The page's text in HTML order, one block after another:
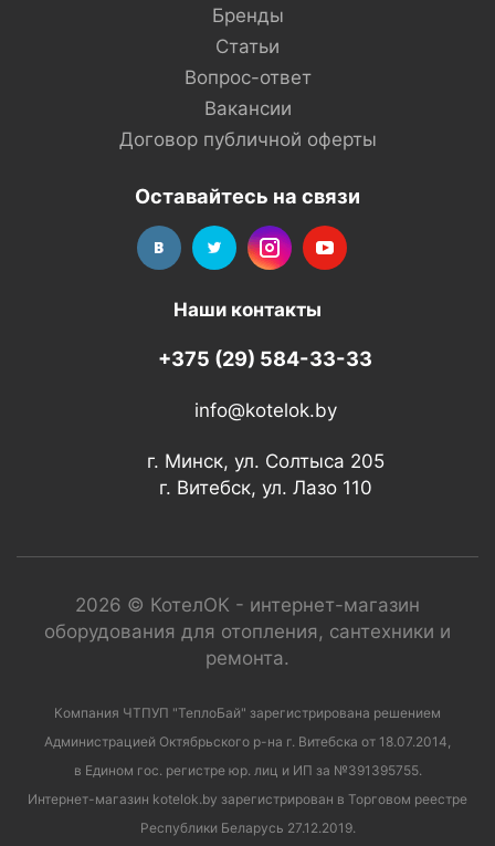
Бренды
Статьи
Вопрос-ответ
Вакансии
Договор публичной оферты
Оставайтесь на связи
Наши контакты
+375 (29) 584-33-33
info@kotelok.by
г. Минск, ул. Солтыса 205
г. Витебск, ул. Лазо 110
2026 © КотелОК - интернет-магазин
оборудования для отопления, сантехники и
ремонта.
Компания ЧТПУП "ТеплоБай" зарегистрирована решением
Администрацией Октябрьского р-на г. Витебска от 18.07.2014,
в Едином гос. регистре юр. лиц и ИП за №391395755.
Интернет-магазин kotelok.by зарегистрирован в Торговом реестре
Республики Беларусь 27.12.2019.